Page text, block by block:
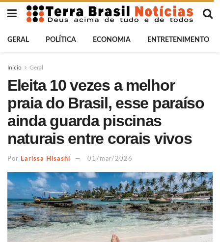
GERAL POLÍTICA ECONOMIA ENTRETENIMENTO
Início Geral
Eleita 10 vezes a melhor
praia do Brasil, esse paraíso
ainda guarda piscinas
naturais entre corais vivos
Por Larissa Hisashi 01/mar/2026